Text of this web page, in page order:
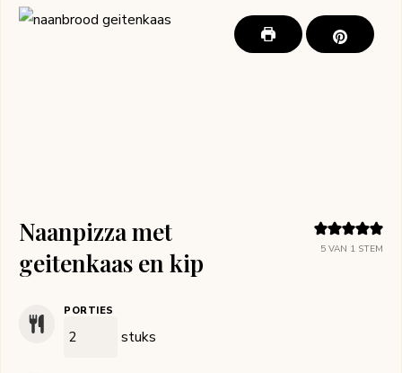
5 VAN 1 STEM
Naanpizza met
geitenkaas en kip
PORTIES
stuks